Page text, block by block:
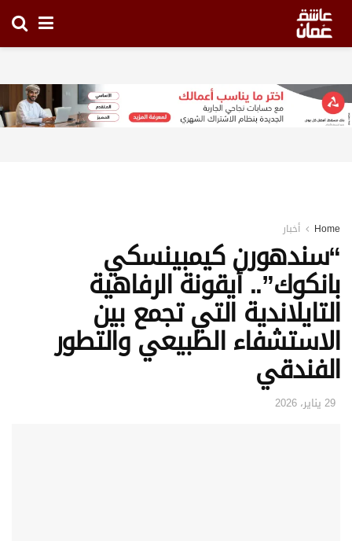
Home أخبار
“سندهورن كيمبينسكي
بانكوك”.. أيقونة الرفاهية
التايلاندية التي تجمع بين
الاستشفاء الطبيعي والتطور
الفندقي
29 يناير، 2026